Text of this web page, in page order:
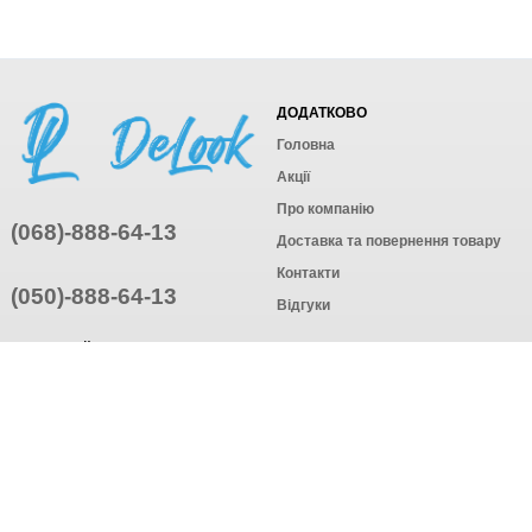
(068)-888-64-13
(050)-888-64-13
ДОДАТКОВО
Головна
Акції
Про компанію
Доставка та повернення товару
Контакти
Відгуки